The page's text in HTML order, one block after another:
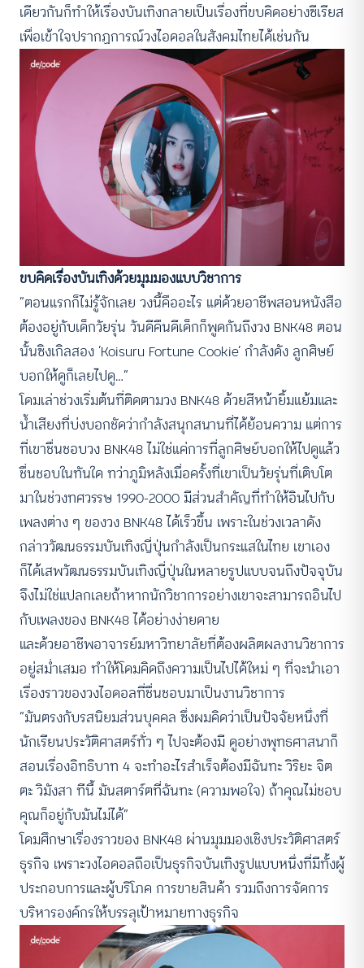
เดียวกันก็ทำให้เรื่องบันเทิงกลายเป็นเรื่องที่ขบคิดอย่างซีเรียส
เพื่อเข้าใจปรากฏการณ์วงไอดอลในสังคมไทยได้เช่นกัน
ขบคิดเรื่องบันเทิงด้วยมุมมองแบบวิชาการ
“ตอนแรกก็ไม่รู้จักเลย วงนี้คืออะไร แต่ด้วยอาชีพสอนหนังสือ
ต้องอยู่กับเด็กวัยรุ่น วันดีคืนดีเด็กก็พูดกันถึงวง BNK48 ตอน
นั้นซิงเกิลสอง ‘Koisuru Fortune Cookie’ กำลังดัง ลูกศิษย์
บอกให้ดูก็เลยไปดู…”
โดมเล่าช่วงเริ่มต้นที่ติดตามวง BNK48 ด้วยสีหน้ายิ้มแย้มและ
น้ำเสียงที่บ่งบอกชัดว่ากำลังสนุกสนานที่ได้ย้อนความ แต่การ
ที่เขาชื่นชอบวง BNK48 ไม่ใช่แค่การที่ลูกศิษย์บอกให้ไปดูแล้ว
ชื่นชอบในทันใด ทว่าภูมิหลังเมื่อครั้งที่เขาเป็นวัยรุ่นที่เติบโต
มาในช่วงทศวรรษ 1990-2000 มีส่วนสำคัญที่ทำให้อินไปกับ
เพลงต่าง ๆ ของวง BNK48 ได้เร็วขึ้น เพราะในช่วงเวลาดัง
กล่าววัฒนธรรมบันเทิงญี่ปุ่นกำลังเป็นกระแสในไทย เขาเอง
ก็ได้เสพวัฒนธรรมบันเทิงญี่ปุ่นในหลายรูปแบบจนถึงปัจจุบัน
จึงไม่ใช่แปลกเลยถ้าหากนักวิชาการอย่างเขาจะสามารถอินไป
กับเพลงของ BNK48 ได้อย่างง่ายดาย
และด้วยอาชีพอาจารย์มหาวิทยาลัยที่ต้องผลิตผลงานวิชาการ
อยู่สม่ำเสมอ ทำให้โดมคิดถึงความเป็นไปได้ใหม่ ๆ ที่จะนำเอา
เรื่องราวของวงไอดอลที่ชื่นชอบมาเป็นงานวิชาการ
“มันตรงกับรสนิยมส่วนบุคคล ซึ่งผมคิดว่าเป็นปัจจัยหนึ่งที่
นักเรียนประวัติศาสตร์ทั่ว ๆ ไปจะต้องมี ดูอย่างพุทธศาสนาก็
สอนเรื่องอิทธิบาท 4 จะทำอะไรสำเร็จต้องมีฉันทะ วิริยะ จิต
ตะ วิมังสา ทีนี้ มันสตาร์ตที่ฉันทะ (ความพอใจ) ถ้าคุณไม่ชอบ
คุณก็อยู่กับมันไม่ได้”
โดมศึกษาเรื่องราวของ BNK48 ผ่านมุมมองเชิงประวัติศาสตร์
ธุรกิจ เพราะวงไอดอลถือเป็นธุรกิจบันเทิงรูปแบบหนึ่งที่มีทั้งผู้
ประกอบการและผู้บริโภค การขายสินค้า รวมถึงการจัดการ
บริหารองค์กรให้บรรลุเป้าหมายทางธุรกิจ